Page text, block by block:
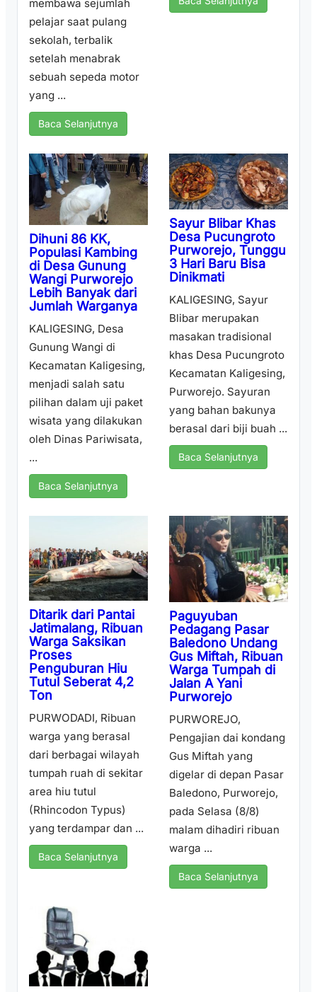
membawa sejumlah
pelajar saat pulang
sekolah, terbalik
setelah menabrak
sebuah sepeda motor
yang ...
Baca Selanjutnya
Dihuni 86 KK,
Populasi Kambing
di Desa Gunung
Wangi Purworejo
Lebih Banyak dari
Jumlah Warganya
KALIGESING, Desa
Gunung Wangi di
Kecamatan Kaligesing,
menjadi salah satu
pilihan dalam uji paket
wisata yang dilakukan
oleh Dinas Pariwisata,
...
Baca Selanjutnya
Sayur Blibar Khas
Desa Pucungroto
Purworejo, Tunggu
3 Hari Baru Bisa
Dinikmati
KALIGESING, Sayur
Blibar merupakan
masakan tradisional
khas Desa Pucungroto
Kecamatan Kaligesing,
Purworejo. Sayuran
yang bahan bakunya
berasal dari biji buah ...
Baca Selanjutnya
Ditarik dari Pantai
Jatimalang, Ribuan
Warga Saksikan
Proses
Penguburan Hiu
Tutul Seberat 4,2
Ton
PURWODADI, Ribuan
warga yang berasal
dari berbagai wilayah
tumpah ruah di sekitar
area hiu tutul
(Rhincodon Typus)
yang terdampar dan ...
Baca Selanjutnya
Paguyuban
Pedagang Pasar
Baledono Undang
Gus Miftah, Ribuan
Warga Tumpah di
Jalan A Yani
Purworejo
PURWOREJO,
Pengajian dai kondang
Gus Miftah yang
digelar di depan Pasar
Baledono, Purworejo,
pada Selasa (8/8)
malam dihadiri ribuan
warga ...
Baca Selanjutnya